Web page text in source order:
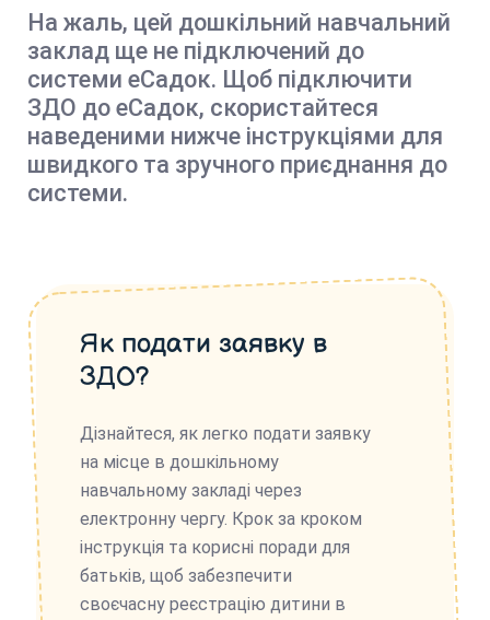
На жаль, цей дошкільний навчальний
заклад ще не підключений до
системи еСадок. Щоб підключити
ЗДО до еСадок, скористайтеся
наведеними нижче інструкціями для
швидкого та зручного приєднання до
системи.
Як подати заявку в
ЗДО?
Дізнайтеся, як легко подати заявку
на місце в дошкільному
навчальному закладі через
електронну чергу. Крок за кроком
інструкція та корисні поради для
батьків, щоб забезпечити
своєчасну реєстрацію дитини в